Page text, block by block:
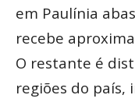
em Paulínia
recebe
O restante é
regiões do país,